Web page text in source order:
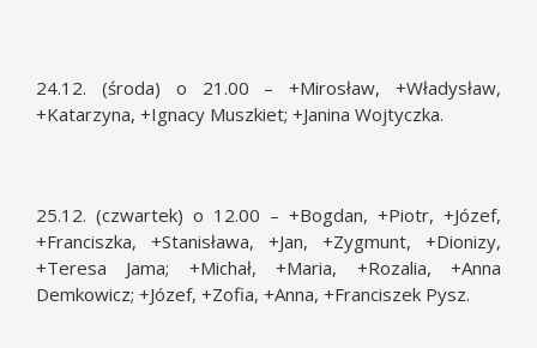
24.12. (środa) o 21.00 – +Mirosław, +Władysław,
+Katarzyna, +Ignacy Muszkiet; +Janina Wojtyczka.
25.12. (czwartek) o 12.00 – +Bogdan, +Piotr, +Józef,
+Franciszka, +Stanisława, +Jan, +Zygmunt, +Dionizy,
+Teresa Jama; +Michał, +Maria, +Rozalia, +Anna
Demkowicz; +Józef, +Zofia, +Anna, +Franciszek Pysz.